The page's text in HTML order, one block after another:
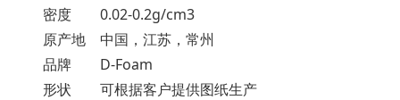
密度
0.02-0.2g/cm3
原产地
中国，江苏，常州
品牌
D-Foam
形状
可根据客户提供图纸生产